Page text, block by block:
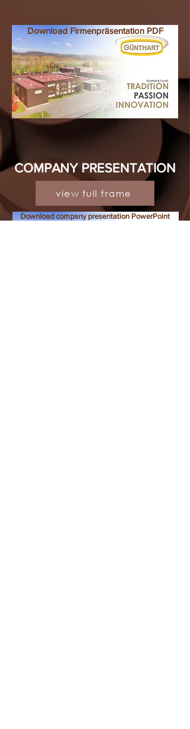
Download Firmenpräsentation PDF
COMPANY PRESENTATION
view full frame
Download company presentation PowerPoint